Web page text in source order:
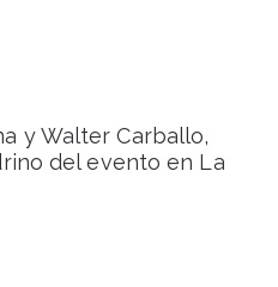
y Walter Carballo,
del evento en La